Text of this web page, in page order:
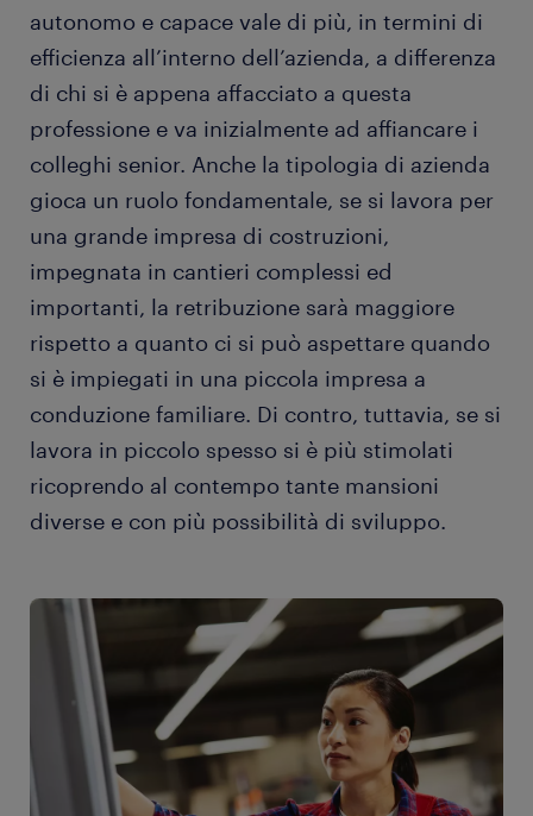
autonomo e capace vale di più, in termini di
efficienza all’interno dell’azienda, a differenza
di chi si è appena affacciato a questa
professione e va inizialmente ad affiancare i
colleghi senior. Anche la tipologia di azienda
gioca un ruolo fondamentale, se si lavora per
una grande impresa di costruzioni,
impegnata in cantieri complessi ed
importanti, la retribuzione sarà maggiore
rispetto a quanto ci si può aspettare quando
si è impiegati in una piccola impresa a
conduzione familiare. Di contro, tuttavia, se si
lavora in piccolo spesso si è più stimolati
ricoprendo al contempo tante mansioni
diverse e con più possibilità di sviluppo.